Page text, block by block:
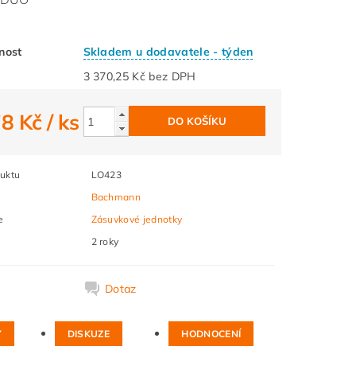
Skladem u dodavatele - týden
3 370,25 Kč bez DPH
Kč/ ks
LO423
Bachmann
Zásuvkové jednotky
2 roky
Dotaz
DISKUZE HODNOCENÍ